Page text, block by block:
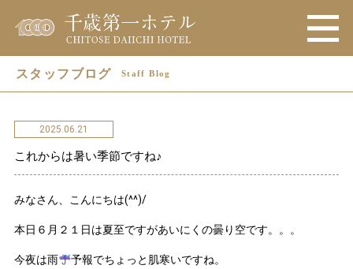
スタッフブログ Staff Blog
2025.06.21
これからは暑い季節ですね♪
みなさん、こんにちは(^^)/
本日６月２１日は夏至ですがあいにくの曇り空です。。。
今夜は雨 予報でちょっと肌寒いですね。